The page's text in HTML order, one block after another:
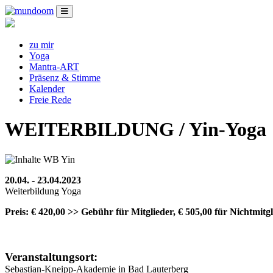
zu mir
Yoga
Mantra-ART
Präsenz & Stimme
Kalender
Freie Rede
WEITERBILDUNG / Yin-Yoga
20.04. - 23.04.2023
Weiterbildung Yoga
Preis: € 420,00 >> Gebühr für Mitglieder, € 505,00 für
Veranstaltungsort:
Sebastian-Kneipp-Akademie in Bad Lauterberg